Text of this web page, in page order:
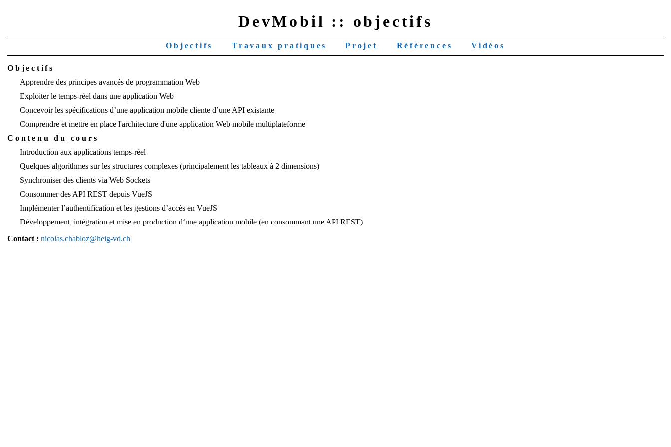
DevMobil :: objectifs
Objectifs Travaux pratiques Projet Références Vidéos
Objectifs
Apprendre des principes avancés de programmation Web
Exploiter le temps-réel dans une application Web
Concevoir les spécifications d’une application mobile cliente d’une API existante
Comprendre et mettre en place l'architecture d'une application Web mobile multiplateforme
Contenu du cours
Introduction aux applications temps-réel
Quelques algorithmes sur les structures complexes (principalement les tableaux à 2 dimensions)
Synchroniser des clients via Web Sockets
Consommer des API REST depuis VueJS
Implémenter l’authentification et les gestions d’accès en VueJS
Développement, intégration et mise en production d‘une application mobile (en consommant une API REST)
Contact : nicolas.chabloz@heig-vd.ch